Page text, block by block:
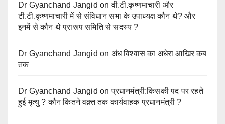
Dr Gyanchand Jangid onवी.टी.कृष्णमाचारी और
टी.टी.कृष्णमाचारी में से संविधान सभा के उपाध्यक्ष कौन थे? और
इनमें से कौन थे प्रारूप समिति से सदस्य ?
Dr Gyanchand Jangid on अंध विश्वास का अधेरा आखिर कब
तक
Dr Gyanchand Jangid onप्रधानमंत्री:किसकी पद पर रहते
हुई मृत्यु ? कौन कितने वक़्त तक कार्यवाहक प्रधानमंत्री ?